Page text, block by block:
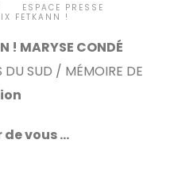
ESPACE PRESSE
FETKANN !
! MARYSE CONDÉ
DU SUD / MÉMOIRE DE
de vous …